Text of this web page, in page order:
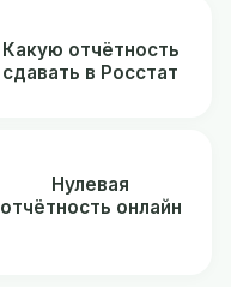
Какую отчётность
сдавать в Росстат
Нулевая
отчётность онлайн